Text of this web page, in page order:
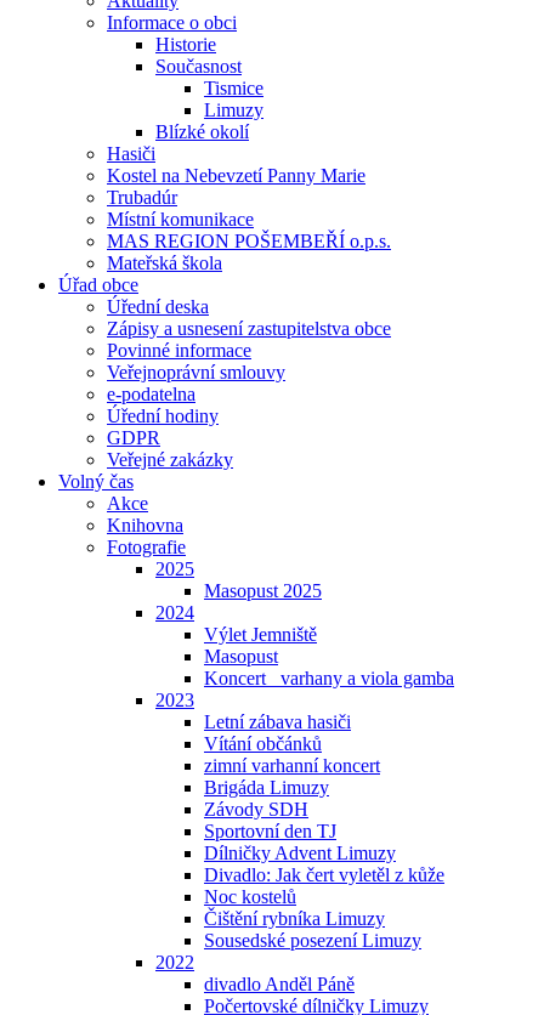
Informace o obci
Historie
Současnost
Tismice
Limuzy
Blízké okolí
Hasiči
Kostel na Nebevzetí Panny Marie
Trubadúr
Místní komunikace
MAS REGION POŠEMBEŘÍ o.p.s.
Mateřská škola
Úřad obce
Úřední deska
Zápisy a usnesení zastupitelstva obce
Povinné informace
Veřejnoprávní smlouvy
e-podatelna
Úřední hodiny
GDPR
Veřejné zakázky
Volný čas
Akce
Knihovna
Fotografie
2025
Masopust 2025
2024
Výlet Jemniště
Masopust
Koncert _varhany a viola gamba
2023
Letní zábava hasiči
Vítání občánků
zimní varhanní koncert
Brigáda Limuzy
Závody SDH
Sportovní den TJ
Dílničky Advent Limuzy
Divadlo: Jak čert vyletěl z kůže
Noc kostelů
Čištění rybníka Limuzy
Sousedské posezení Limuzy
2022
divadlo Anděl Páně
Počertovské dílničky Limuzy